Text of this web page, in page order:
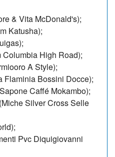
& Vita McDonald's);
Katusha);
Columbia High Road);
A Style);
Flaminia Bossini Docce);
Caffé Mokambo);
Silver Cross Selle
Pvc Diquigiovanni